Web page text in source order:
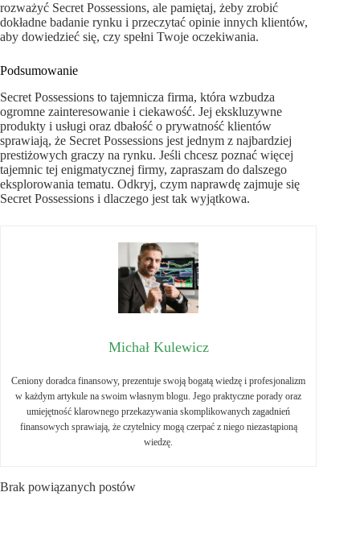
rozważyć Secret Possessions, ale pamiętaj, żeby zrobić
dokładne badanie rynku i przeczytać opinie innych klientów,
aby dowiedzieć się, czy spełni Twoje oczekiwania.
Podsumowanie
Secret Possessions to tajemnicza firma, która wzbudza
ogromne zainteresowanie i ciekawość. Jej ekskluzywne
produkty i usługi oraz dbałość o prywatność klientów
sprawiają, że Secret Possessions jest jednym z najbardziej
prestiżowych graczy na rynku. Jeśli chcesz poznać więcej
tajemnic tej enigmatycznej firmy, zapraszam do dalszego
eksplorowania tematu. Odkryj, czym naprawdę zajmuje się
Secret Possessions i dlaczego jest tak wyjątkowa.
Michał Kulewicz
Ceniony doradca finansowy, prezentuje swoją bogatą wiedzę i profesjonalizm
w każdym artykule na swoim własnym blogu. Jego praktyczne porady oraz
umiejętność klarownego przekazywania skomplikowanych zagadnień
finansowych sprawiają, że czytelnicy mogą czerpać z niego niezastąpioną
wiedzę.
Brak powiązanych postów